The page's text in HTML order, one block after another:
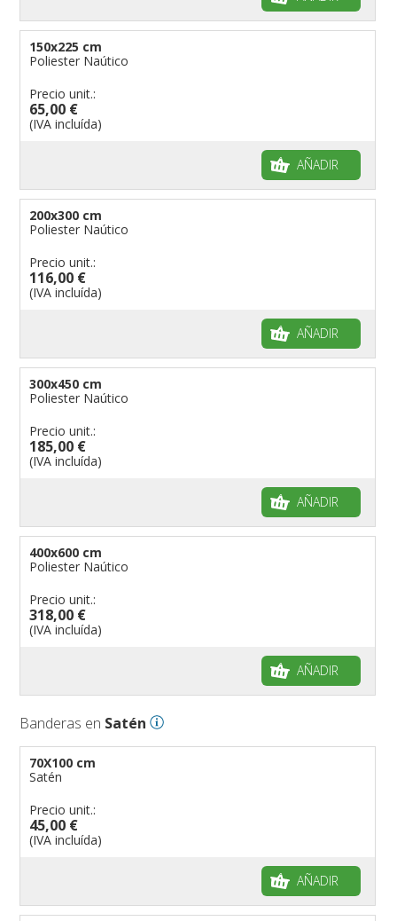
150x225 cm
Poliester Naútico
Precio unit.:
65,00 €
(IVA incluída)
AÑADIR
200x300 cm
Poliester Naútico
Precio unit.:
116,00 €
(IVA incluída)
AÑADIR
300x450 cm
Poliester Naútico
Precio unit.:
185,00 €
(IVA incluída)
AÑADIR
400x600 cm
Poliester Naútico
Precio unit.:
318,00 €
(IVA incluída)
AÑADIR
Banderas en Satén
70X100 cm
Satén
Precio unit.:
45,00 €
(IVA incluída)
AÑADIR